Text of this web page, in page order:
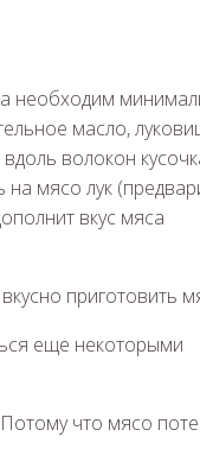
необходим
масло,
волокон
мясо лук
вкус мяса
еще некоторыми
что мясо